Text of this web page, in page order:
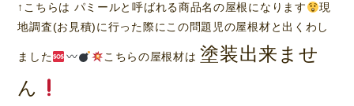
↑こちらは パミールと呼ばれる商品名の屋根になります
現
地調査(お見積)に行った際にこの問題児の屋根材と出くわし
ました こちらの屋根材は 塗装出来ませ
ん